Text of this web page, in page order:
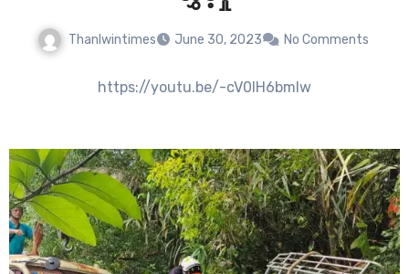
Thanlwintimes June 30, 2023 No Comments
https://youtu.be/-cV0lH6bmIw